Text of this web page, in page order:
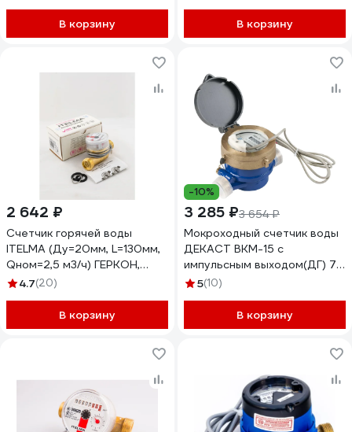
В корзину В корзину
2 642 ₽
Счетчик горячей воды
ITELMA (Ду=20мм, L=130мм,
Qном=2,5 м3/ч) ГЕРКОН,
цена импульса 10л, IP54) без
4.7(20)
В корзину
-10%
3 285 ₽3 654 ₽
Мокроходный счетчик воды
ДЕКАСТ ВКМ-15 с
импульсным выходом(ДГ) 71-
15-03
5(10)
В корзину